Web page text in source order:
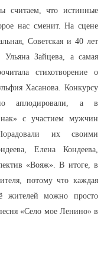
считаем, что истинные
нас сменит. На сцене
Советская и 40 лет
Зайцева, а самая
стихотворение о
Хасанова. Конкурсу
аплодировали, а в
с участием мужчин
их своими
Елена Кондеева,
«Вояж». В итоге, в
потому что каждая
жителей можно просто
«Село мое Ленино» в